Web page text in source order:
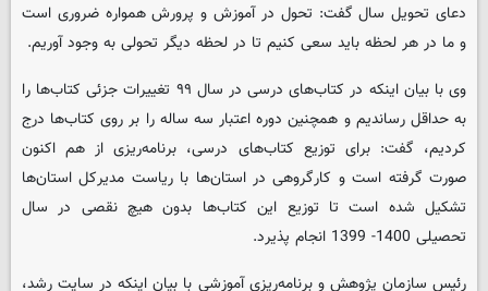
دعای تحویل سال گفت: تحول در آموزش و پرورش همواره ضروری است
و ما در هر لحظه باید سعی کنیم تا در لحظه دیگر تحولی به وجود آوریم.
وی با بیان اینکه در کتاب‌های درسی در سال ۹۹ تغییرات جزئی کتاب‌ها را
به حداقل رساندیم و همچنین دوره اعتبار سه ساله را بر روی کتاب‌ها درج
کردیم، گفت: برای توزیع کتاب‌های درسی، برنامه‌ریزی از هم اکنون
صورت گرفته است و کارگروهی در استان‌ها با ریاست مدیرکل استان‌ها
تشکیل شده است تا توزیع این کتاب‌ها بدون هیچ نقصی در سال
تحصیلی 1400- 1399 انجام پذیرد.
رئیس سازمان پژوهش و برنامه‌ریزی آموزشی با بیان اینکه در سایت رشد،